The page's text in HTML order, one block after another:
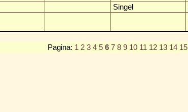
Singel
Pagina: 1 2 3 4 5 6 7 8 9 10 11 12 13 14 15